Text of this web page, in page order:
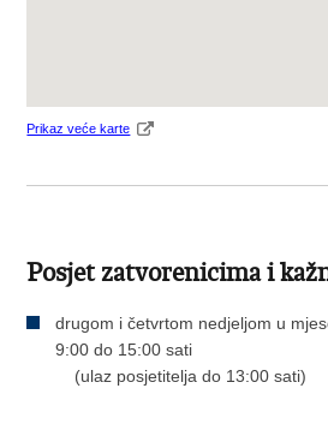
Prikaz veće karte
Posjet zatvorenicima i
drugom i četvrtom nedjeljom u
9:00 do 15:00 sati
(ulaz posjetitelja do 13:00 sati)